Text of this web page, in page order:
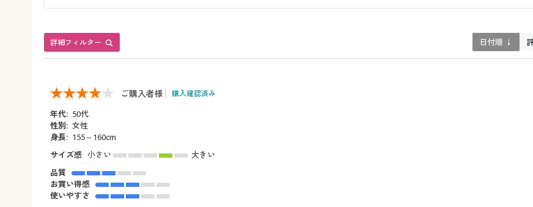
詳細フィルター 日付順 ↓
ご購入者様 購入確認済み
年代: 50代
性別: 女性
身長: 155～160cm
サイズ感 小さい
大きい
品質
お買い得感
使いやすさ